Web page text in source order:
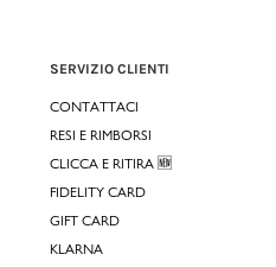
SERVIZIO CLIENTI
CONTATTACI
RESI E RIMBORSI
CLICCA E RITIRA 🆕
FIDELITY CARD
GIFT CARD
KLARNA